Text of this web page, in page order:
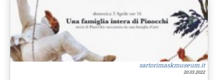
sartorimaskmuseum.it
20.03.2022